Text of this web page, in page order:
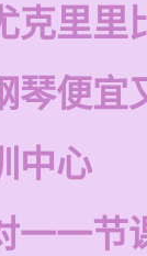
克里里
琴便宜
中心
一一节